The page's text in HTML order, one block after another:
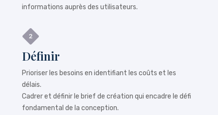
informations auprès des utilisateurs.
Définir
Prioriser les besoins en identifiant les coûts et les
délais.
Cadrer et définir le brief de création qui encadre le défi
fondamental de la conception.